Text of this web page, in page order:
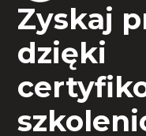
Zyskaj
dzięki